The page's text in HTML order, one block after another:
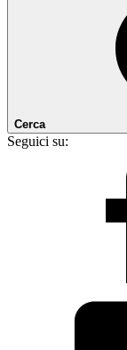
Cerca
Seguici su: